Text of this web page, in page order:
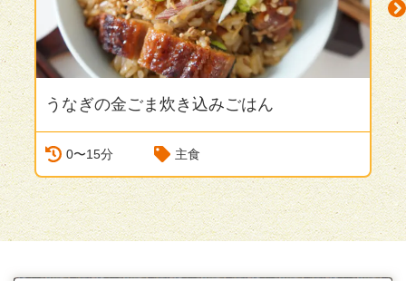
うなぎの金ごま炊き込みごはん
0〜15分 主食